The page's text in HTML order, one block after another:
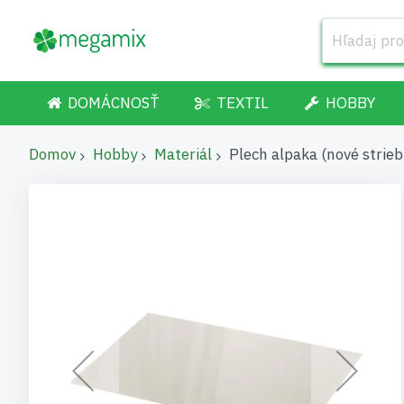
DOMÁCNOSŤ TEXTIL HOBBY
Domov Hobby Materiál Plech alpaka (nové